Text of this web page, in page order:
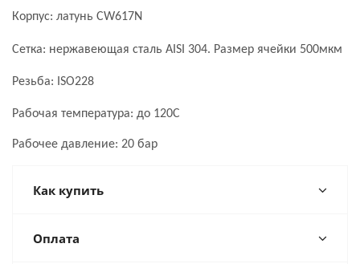
Корпус: латунь CW617N
Сетка: нержавеющая сталь AISI 304. Размер ячейки 500мкм
Резьба: ISO228
Рабочая температура: до 120С
Рабочее давление: 20 бар
Как купить
Оплата